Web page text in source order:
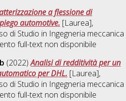
a flessione di
automotive. [Laurea],
di Studio in Ingegneria meccanica
full-text non disponibile
(2022)Analisi di redditività per un
per DHL. [Laurea],
di Studio in Ingegneria meccanica
full-text non disponibile